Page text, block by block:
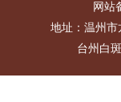
网站
地址：温州市
台州白